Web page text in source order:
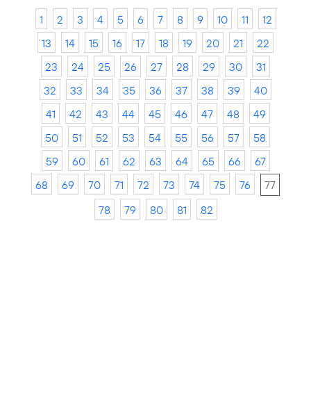
1 2 3 4 5 6 7 8 9 10 11
12
13
14 15 16 17 18 19 20 21
22
23
24 25 26 27 28 29 30
31
32
33 34 35 36 37 38 39
40
41
42 43 44 45 46 47 48
49
50
51 52 53 54 55 56 57
58
59
60 61 62 63 64 65 66
67
68
69 70 71 72 73 74 75 76
77
78
79 80 81 82